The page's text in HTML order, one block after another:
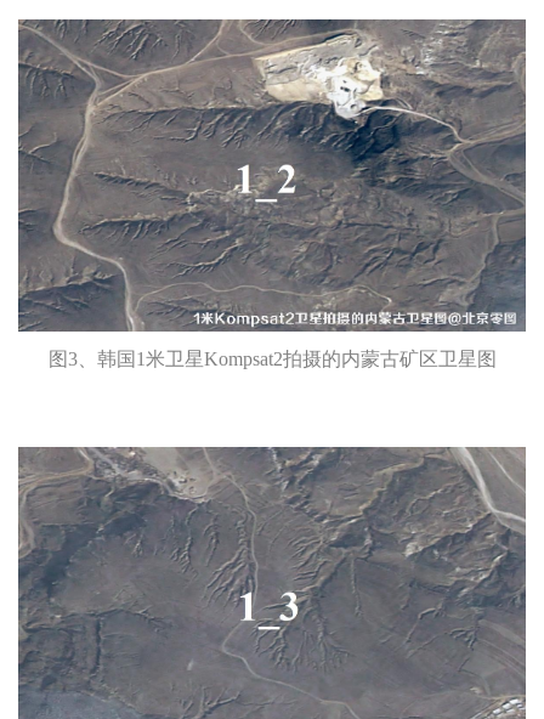
图3、韩国1米卫星Kompsat2拍摄的内蒙古矿区卫星图